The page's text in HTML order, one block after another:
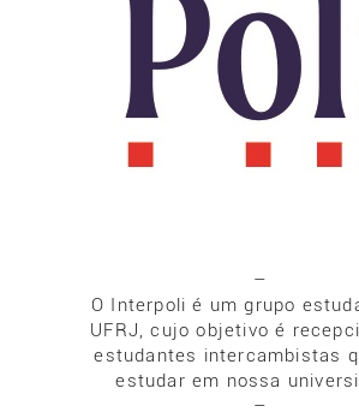
–
O Interpoli é um grupo
UFRJ, cujo objetivo é
estudantes intercambistas
estudar em nossa
–